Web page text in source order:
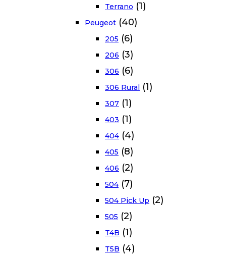
Terrano (1)
Peugeot (40)
205 (6)
206 (3)
306 (6)
306 Rural (1)
307 (1)
403 (1)
404 (4)
405 (8)
406 (2)
504 (7)
504 Pick Up (2)
505 (2)
T4B (1)
T5B (4)